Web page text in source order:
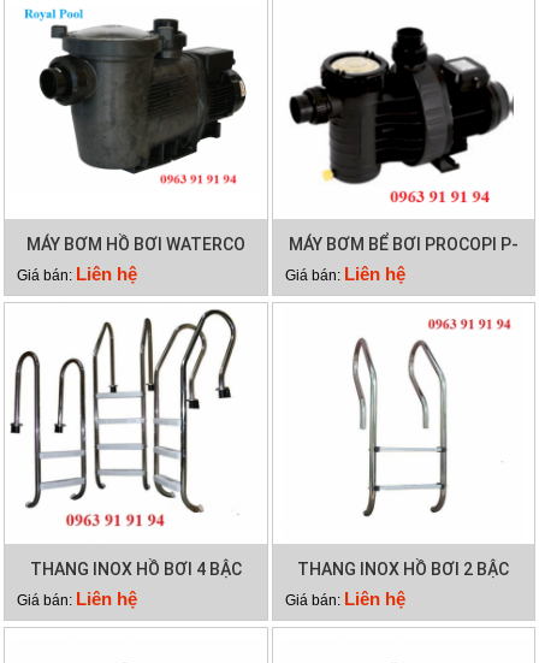
MÁY BƠM HỒ BƠI WATERCO
HYDROSTAR 300
Giá bán: Liên hệ
MÁY BƠM BỂ BƠI PROCOPI P-
AP 0.95HP
Giá bán: Liên hệ
THANG INOX HỒ BƠI 4 BẬC
Giá bán: Liên hệ
THANG INOX HỒ BƠI 2 BẬC
Giá bán: Liên hệ